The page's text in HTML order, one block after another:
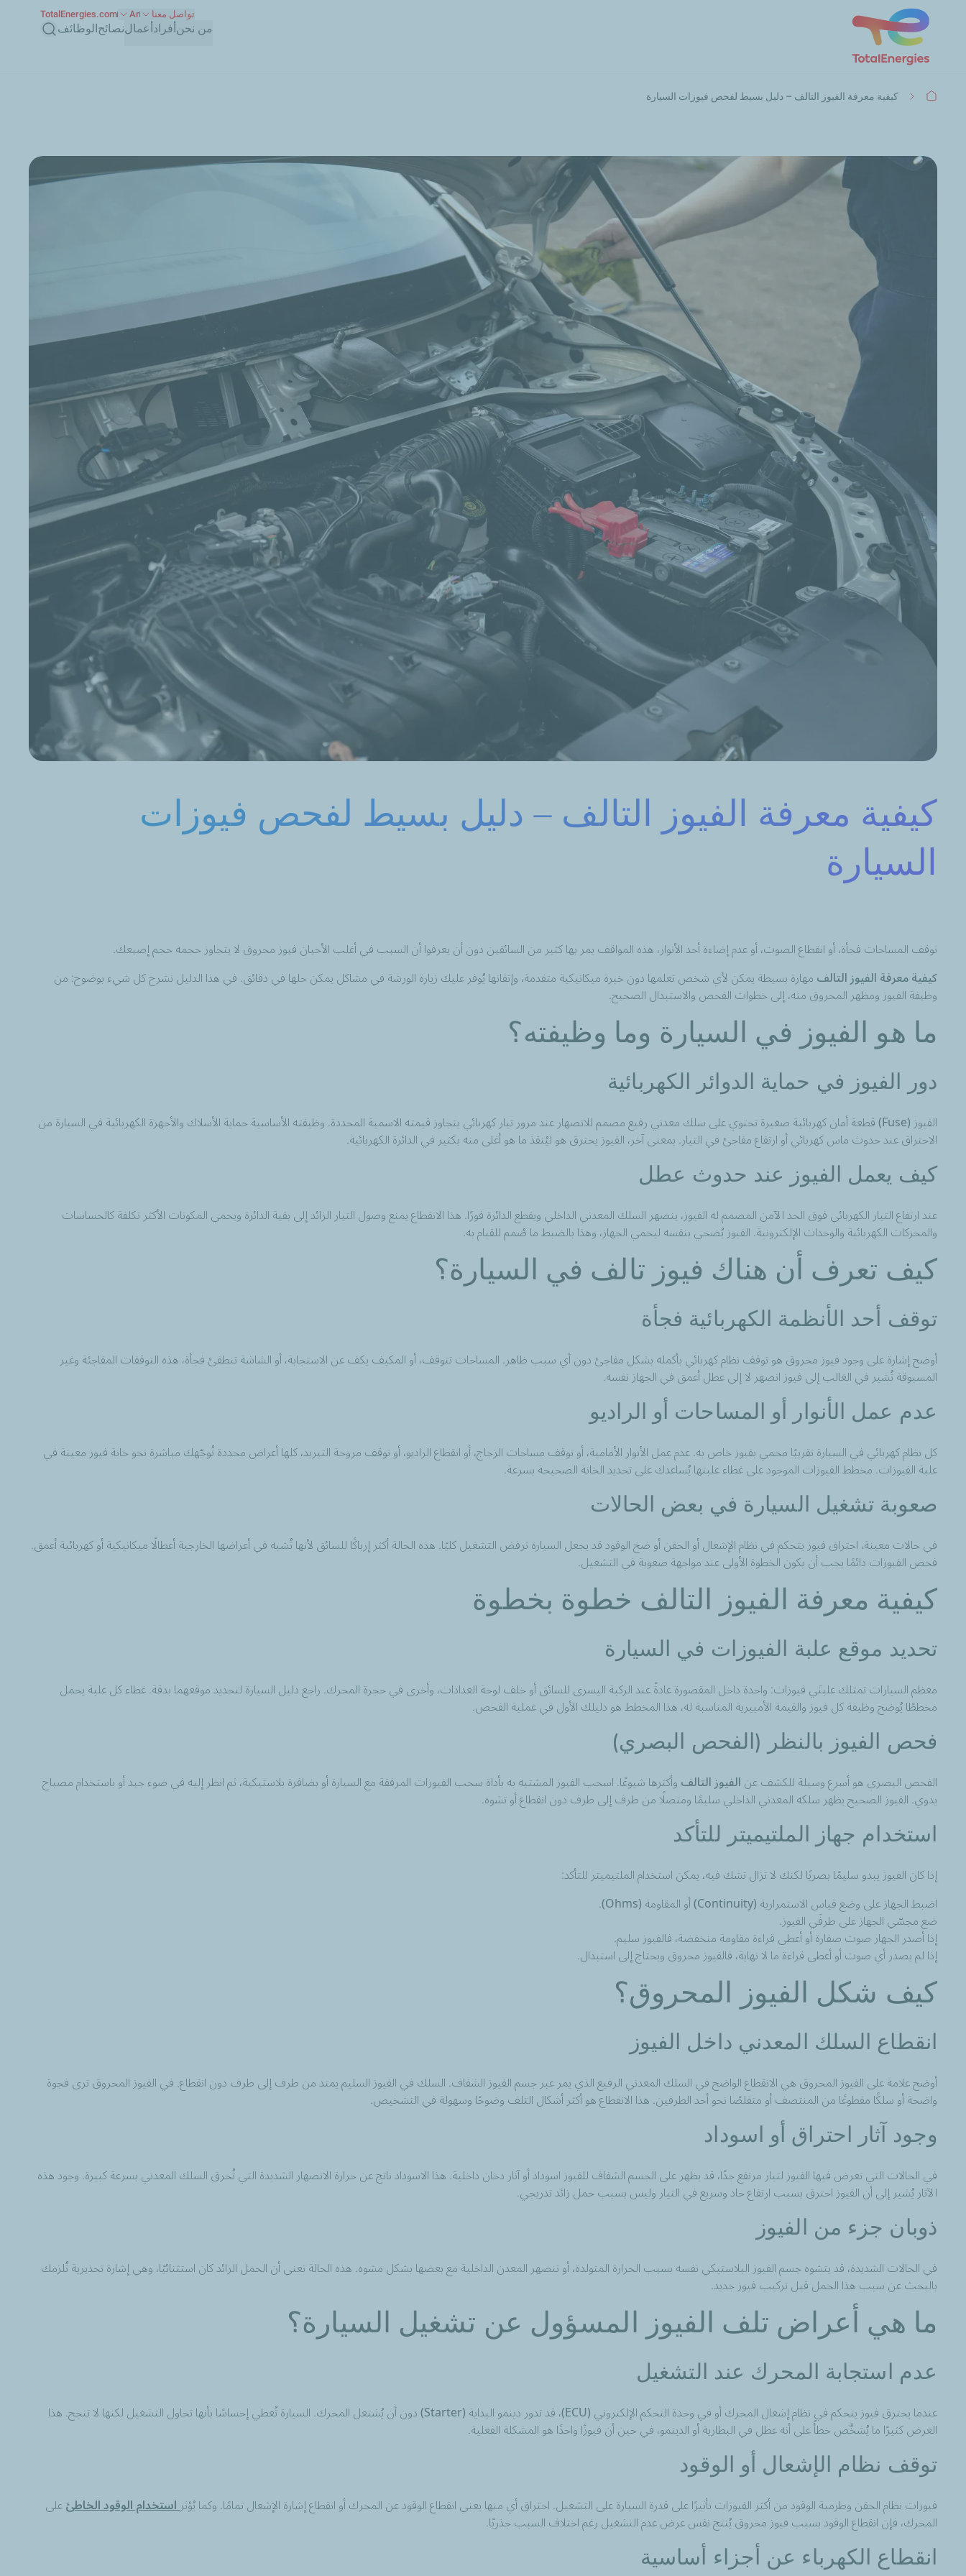
من نحنأفرادأعمالنصائحالوظائفبحث
تواصل معنا Ar
TotalEnergies.com
مسار كيفية معرفة الفيوز التالف – دليل بسيط لفحص فيوزات السيارة
كيفية معرفة الفيوز التالف – دليل بسيط لفحص فيوزات
السيارة
توقف المساحات فجأة، أو انقطاع الصوت، أو عدم إضاءة أحد الأنوار، هذه المواقف يمر بها كثير من السائقين دون أن يعرفوا أن السبب في أغلب الأحيان فيوز محروق لا يتجاوز حجمه حجم إصبعك.
كيفية معرفة الفيوز التالفمهارة بسيطة يمكن لأي شخص تعلمها دون خبرة ميكانيكية متقدمة، وإتقانها يُوفر عليك زيارة الورشة في مشاكل يمكن حلها في دقائق. في هذا الدليل نشرح كل شيء بوضوح: من
وظيفة الفيوز ومظهر المحروق منه، إلى خطوات الفحص والاستبدال الصحيح.
ما هو الفيوز في السيارة وما وظيفته؟
دور الفيوز في حماية الدوائر الكهربائية
الفيوز (Fuse) قطعة أمان كهربائية صغيرة تحتوي على سلك معدني رفيع مصمم للانصهار عند مرور تيار كهربائي يتجاوز قيمته الاسمية المحددة. وظيفته الأساسية حماية الأسلاك والأجهزة الكهربائية في السيارة من
الاحتراق عند حدوث ماس كهربائي أو ارتفاع مفاجئ في التيار. بمعنى آخر، الفيوز يحترق هو ليُنقذ ما هو أغلى منه بكثير في الدائرة الكهربائية.
كيف يعمل الفيوز عند حدوث عطل
عند ارتفاع التيار الكهربائي فوق الحد الآمن المصمم له الفيوز، ينصهر السلك المعدني الداخلي ويقطع الدائرة فورًا. هذا الانقطاع يمنع وصول التيار الزائد إلى بقية الدائرة ويحمي المكونات الأكثر تكلفة كالحساسات
والمحركات الكهربائية والوحدات الإلكترونية. الفيوز يُضحي بنفسه ليحمي الجهاز، وهذا بالضبط ما صُمم للقيام به.
كيف تعرف أن هناك فيوز تالف في السيارة؟
توقف أحد الأنظمة الكهربائية فجأة
أوضح إشارة على وجود فيوز محروق هو توقف نظام كهربائي بأكمله بشكل مفاجئ دون أي سبب ظاهر. المساحات تتوقف، أو المكيف يكف عن الاستجابة، أو الشاشة تنطفئ فجأة، هذه التوقفات المفاجئة وغير
المسبوقة تُشير في الغالب إلى فيوز انصهر لا إلى عطل أعمق في الجهاز نفسه.
عدم عمل الأنوار أو المساحات أو الراديو
كل نظام كهربائي في السيارة تقريبًا محمي بفيوز خاص به. عدم عمل الأنوار الأمامية، أو توقف مساحات الزجاج، أو انقطاع الراديو، أو توقف مروحة التبريد، كلها أعراض محددة تُوجّهك مباشرة نحو خانة فيوز معينة في
علبة الفيوزات. مخطط الفيوزات الموجود على غطاء علبتها يُساعدك على تحديد الخانة الصحيحة بسرعة.
صعوبة تشغيل السيارة في بعض الحالات
في حالات معينة، احتراق فيوز يتحكم في نظام الإشعال أو الحقن أو ضخ الوقود قد يجعل السيارة ترفض التشغيل كليًا. هذه الحالة أكثر إرباكًا للسائق لأنها تُشبه في أعراضها الخارجية أعطالًا ميكانيكية أو كهربائية أعمق.
فحص الفيوزات دائمًا يجب أن يكون الخطوة الأولى عند مواجهة صعوبة في التشغيل.
كيفية معرفة الفيوز التالف خطوة بخطوة
تحديد موقع علبة الفيوزات في السيارة
معظم السيارات تمتلك علبتَي فيوزات: واحدة داخل المقصورة عادةً عند الركبة اليسرى للسائق أو خلف لوحة العدادات، وأخرى في حجرة المحرك. راجع دليل السيارة لتحديد موقعهما بدقة. غطاء كل علبة يحمل
مخططًا يُوضح وظيفة كل فيوز والقيمة الأمبيرية المناسبة له، هذا المخطط هو دليلك الأول في عملية الفحص.
فحص الفيوز بالنظر (الفحص البصري)
الفحص البصري هو أسرع وسيلة للكشف عنالفيوز التالفوأكثرها شيوعًا. اسحب الفيوز المشتبه به بأداة سحب الفيوزات المرفقة مع السيارة أو بضافرة بلاستيكية، ثم انظر إليه في ضوء جيد أو باستخدام مصباح
يدوي. الفيوز الصحيح يظهر سلكه المعدني الداخلي سليمًا ومتصلًا من طرف إلى طرف دون انقطاع أو تشوه.
استخدام جهاز الملتيميتر للتأكد
إذا كان الفيوز يبدو سليمًا بصريًا لكنك لا تزال تشك فيه، يمكن استخدام الملتيميتر للتأكد:
اضبط الجهاز على وضع قياس الاستمرارية (Continuity) أو المقاومة (Ohms).
ضع مجسّي الجهاز على طرفَي الفيوز.
إذا أصدر الجهاز صوت صفارة أو أعطى قراءة مقاومة منخفضة، فالفيوز سليم.
إذا لم يصدر أي صوت أو أعطى قراءة ما لا نهاية، فالفيوز محروق ويحتاج إلى استبدال.
كيف شكل الفيوز المحروق؟
انقطاع السلك المعدني داخل الفيوز
أوضح علامة على الفيوز المحروق هي الانقطاع الواضح في السلك المعدني الرفيع الذي يمر عبر جسم الفيوز الشفاف. السلك في الفيوز السليم يمتد من طرف إلى طرف دون انقطاع. في الفيوز المحروق ترى فجوة
واضحة أو سلكًا مقطوعًا من المنتصف أو متقلصًا نحو أحد الطرفين. هذا الانقطاع هو أكثر أشكال التلف وضوحًا وسهولة في التشخيص.
وجود آثار احتراق أو اسوداد
في الحالات التي تعرض فيها الفيوز لتيار مرتفع جدًا، قد يظهر على الجسم الشفاف للفيوز اسوداد أو آثار دخان داخلية. هذا الاسوداد ناتج عن حرارة الانصهار الشديدة التي تُحرق السلك المعدني بسرعة كبيرة. وجود هذه
الآثار يُشير إلى أن الفيوز احترق بسبب ارتفاع حاد وسريع في التيار وليس بسبب حمل زائد تدريجي.
ذوبان جزء من الفيوز
في الحالات الشديدة، قد يتشوه جسم الفيوز البلاستيكي نفسه بسبب الحرارة المتولدة، أو تنصهر المعدن الداخلية مع بعضها بشكل مشوه. هذه الحالة تعني أن الحمل الزائد كان استثنائيًا، وهي إشارة تحذيرية تُلزمك
بالبحث عن سبب هذا الحمل قبل تركيب فيوز جديد.
ما هي أعراض تلف الفيوز المسؤول عن تشغيل السيارة؟
عدم استجابة المحرك عند التشغيل
عندما يحترق فيوز يتحكم في نظام إشعال المحرك أو في وحدة التحكم الإلكتروني (ECU)، قد تدور دينمو البداية (Starter) دون أن يُشتعل المحرك. السيارة تُعطي إحساسًا بأنها تحاول التشغيل لكنها لا تنجح. هذا
العرض كثيرًا ما يُشخَّص خطأً على أنه عطل في البطارية أو الدينمو، في حين أن فيوزًا واحدًا هو المشكلة الفعلية.
توقف نظام الإشعال أو الوقود
فيوزات نظام الحقن وطرمبة الوقود من أكثر الفيوزات تأثيرًا على قدرة السيارة على التشغيل. احتراق أي منها يعني انقطاع الوقود عن المحرك أو انقطاع إشارة الإشعال تمامًا. وكما يُؤثراستخدام الوقود الخاطئعلى
المحرك، فإن انقطاع الوقود بسبب فيوز محروق يُنتج نفس عرض عدم التشغيل رغم اختلاف السبب جذريًا.
انقطاع الكهرباء عن أجزاء أساسية